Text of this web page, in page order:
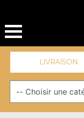
LIVRAISON